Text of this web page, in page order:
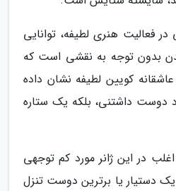
فعالیت هنری لطیفه، توانایی
بدون توجه به نقشی است که
کویین لطیفه نشان داده
دوست داشتنی، بلکه یک ستاره
در این ژانر مورد کم توجهی
دستیار یا برترین دوست تنزل